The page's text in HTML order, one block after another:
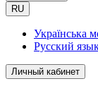
RU
Українська
Русский
Личный кабинет